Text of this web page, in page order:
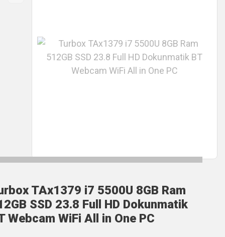
TAx1379 i7 5500U 8GB Ram
SSD 23.8 Full HD Dokunmatik
Webcam WiFi All in One PC